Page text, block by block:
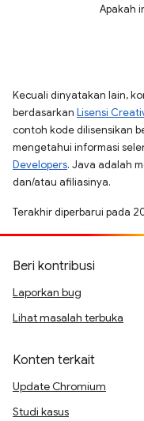
Apakah
Kecuali dinyatakan lain,
berdasarkan Lisensi
contoh kode dilisensikan
mengetahui informasi
Developers. Java adalah
dan/atau afiliasinya.
Terakhir diperbarui pada
Beri kontribusi
Laporkan bug
Lihat masalah terbuka
Konten terkait
Update Chromium
Studi kasus